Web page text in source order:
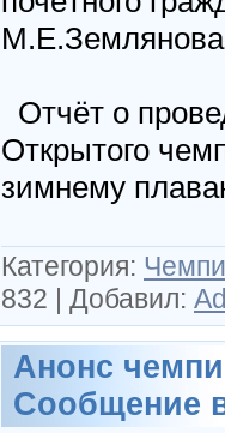
Отчёт о
Открытого
зимнему
Категория:
832 | Добавил:
Анонс
Сообщение